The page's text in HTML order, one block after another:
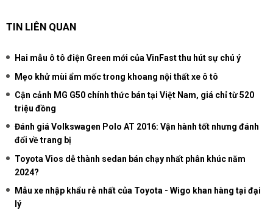
TIN LIÊN QUAN
Hai mẫu ô tô điện Green mới của VinFast thu hút sự chú ý
Mẹo khử mùi ẩm mốc trong khoang nội thất xe ô tô
Cận cảnh MG G50 chính thức bán tại Việt Nam, giá chỉ từ 520
triệu đồng
Đánh giá Volkswagen Polo AT 2016: Vận hành tốt nhưng đánh
đổi về trang bị
Toyota Vios dễ thành sedan bán chạy nhất phân khúc năm
2024?
Mẫu xe nhập khẩu rẻ nhất của Toyota - Wigo khan hàng tại đại
lý